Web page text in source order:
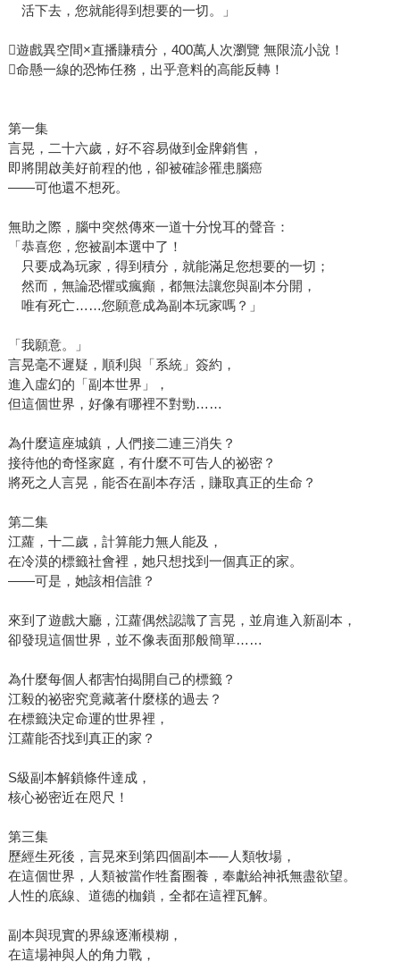
活下去，您就能得到想要的一切。」
遊戲異空間×直播賺積分，400萬人次瀏覽 無限流小說！
命懸一線的恐怖任務，出乎意料的高能反轉！
第一集
言晃，二十六歲，好不容易做到金牌銷售，
即將開啟美好前程的他，卻被確診罹患腦癌
——可他還不想死。
無助之際，腦中突然傳來一道十分悅耳的聲音：
「恭喜您，您被副本選中了！
只要成為玩家，得到積分，就能滿足您想要的一切；
然而，無論恐懼或瘋癲，都無法讓您與副本分開，
唯有死亡……您願意成為副本玩家嗎？」
「我願意。」
言晃毫不遲疑，順利與「系統」簽約，
進入虛幻的「副本世界」，
但這個世界，好像有哪裡不對勁……
為什麼這座城鎮，人們接二連三消失？
接待他的奇怪家庭，有什麼不可告人的祕密？
將死之人言晃，能否在副本存活，賺取真正的生命？
第二集
江蘿，十二歲，計算能力無人能及，
在冷漠的標籤社會裡，她只想找到一個真正的家。
——可是，她該相信誰？
來到了遊戲大廳，江蘿偶然認識了言晃，並肩進入新副本，
卻發現這個世界，並不像表面那般簡單……
為什麼每個人都害怕揭開自己的標籤？
江毅的祕密究竟藏著什麼樣的過去？
在標籤決定命運的世界裡，
江蘿能否找到真正的家？
S級副本解鎖條件達成，
核心祕密近在咫尺！
第三集
歷經生死後，言晃來到第四個副本──人類牧場，
在這個世界，人類被當作牲畜圈養，奉獻給神祇無盡欲望。
人性的底線、道德的枷鎖，全都在這裡瓦解。
副本與現實的界線逐漸模糊，
在這場神與人的角力戰，